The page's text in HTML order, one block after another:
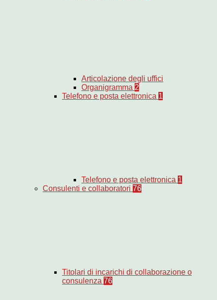
Articolazione degli uffici
Organigramma 2
Telefono e posta elettronica 1
Telefono e posta elettronica 1
Consulenti e collaboratori 76
Titolari di incarichi di collaborazione o
consulenza 76